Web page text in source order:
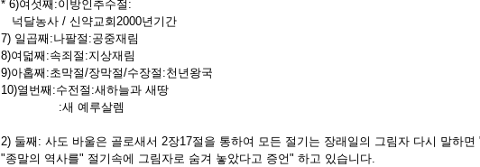
* 6)여섯째:이방인추수절:
넉달농사 / 신약교회2000년기간
7) 일곱째:나팔절:공중재림
8)여덟째:속죄절:지상재림
9)아홉째:초막절/장막절/수장절:천년왕국
10)열번째:수전절:새하늘과 새땅
:새 예루살렘
2) 둘째: 사도 바울은 골로새서 2장17절을 통하여 모든 절기는 장래일의 그림자 다시 말하
"종말의 역사를" 절기속에 그림자로 숨겨 놓았다고 증언" 하고 있습니다.